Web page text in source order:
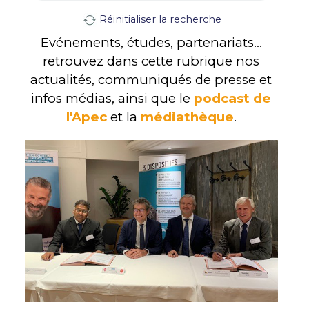
Réinitialiser la recherche
Evénements, études, partenariats...
retrouvez dans cette rubrique nos
actualités, communiqués de presse et
infos médias, ainsi que le podcast de
l'Apecet la médiathèque.